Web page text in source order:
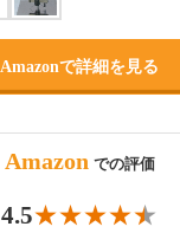
Amazonで詳細を見る
Amazon での評価
4.5